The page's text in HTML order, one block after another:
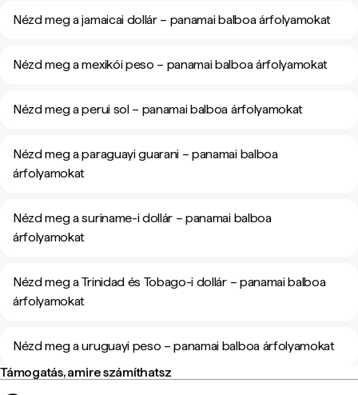
Nézd meg a jamaicai dollár – panamai balboa árfolyamokat
Nézd meg a mexikói peso – panamai balboa árfolyamokat
Nézd meg a perui sol – panamai balboa árfolyamokat
Nézd meg a paraguayi guarani – panamai balboa
árfolyamokat
Nézd meg a suriname-i dollár – panamai balboa
árfolyamokat
Nézd meg a Trinidad és Tobago-i dollár – panamai balboa
árfolyamokat
Nézd meg a uruguayi peso – panamai balboa árfolyamokat
Támogatás, amire számíthatsz